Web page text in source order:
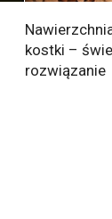
kostki –
rozwiązanie